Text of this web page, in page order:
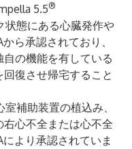
5.5®
状態にある心臓発作や
ら承認されており、
の機能を有している
復させ帰宅すること
補助装置の植込み、
心不全または心不全
より承認されていま